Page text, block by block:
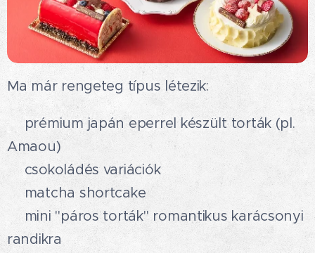
Ma már rengeteg típus létezik:
🍓prémium japán eperrel készült torták (pl.
Amaou)
🍫csokoládés variációk
🍵matcha shortcake
❤mini "páros torták" romantikus karácsonyi
randikra